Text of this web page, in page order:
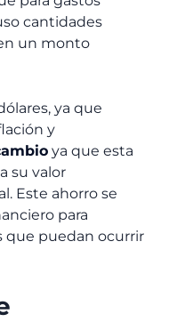
cantidades
un monto
ya que
y
ya que esta
su valor
Este ahorro se
para
que puedan ocurrir